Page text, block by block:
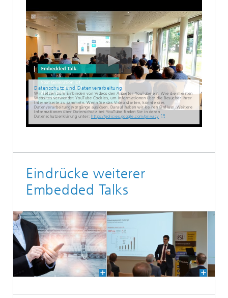
Datenschutz und Datenverarbeitung
Wir setzen zum Einbinden von Videos den Anbieter YouTube ein. Wie die meisten
Websites verwendet YouTube Cookies, um Informationen über die Besucher ihrer
Internetseite zu sammeln. Wenn Sie das Video starten, könnte dies
Datenverarbeitungsvorgänge auslösen. Darauf haben wir keinen Einfluss. Weitere
Informationen über Datenschutz bei YouTube finden Sie in deren
Datenschutzerklärung unter: https://policies.google.com/privacy
Eindrücke weiterer
Embedded Talks